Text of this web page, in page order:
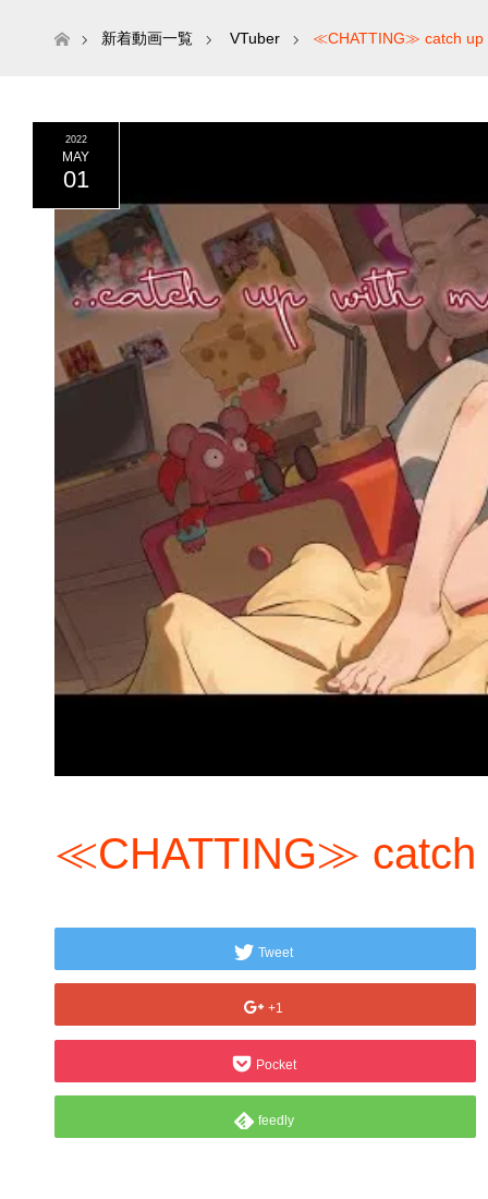
ホーム新着動画一覧 VTuber ≪CHATTING≫ catch up
2022
MAY
01
≪CHATTING≫ catch
Tweet
+1
Pocket
feedly